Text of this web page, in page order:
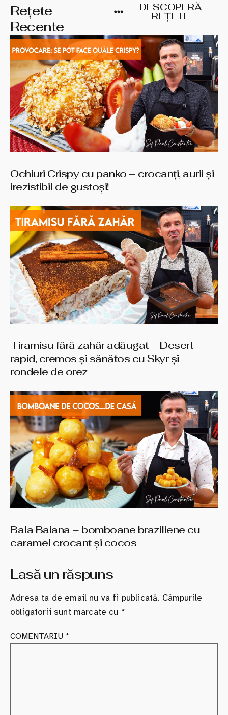
Rețete
Recente
DESCOPERĂ
REȚETE
Ochiuri Crispy cu panko – crocanți, aurii și
irezistibil de gustoși!
Tiramisu fără zahăr adăugat – Desert
rapid, cremos și sănătos cu Skyr și
rondele de orez
Bala Baiana – bomboane braziliene cu
caramel crocant şi cocos
Lasă un răspuns
Adresa ta de email nu va fi publicată. Câmpurile
obligatorii sunt marcate cu *
COMENTARIU *